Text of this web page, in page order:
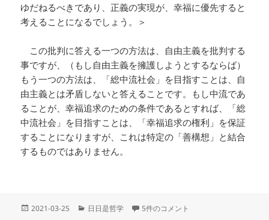
ゆだねるべきであり、正義の実現が、幸福に優先すると
考えることになるでしょう。＞
この批判に答える一つの方法は、自由主義を批判する
事ですが、（もし自由主義を擁護しようとするならば）
もう一つの方法は、「総中流社会」を目指すことは、自
由主義とは矛盾しないと答えることです。もし中流であ
ることが、幸福追求のための条件であるとすれば、「総
中流社会」を目指すことは、「幸福追求の権利」を保証
することになりますが、これは特定の「善構想」と結合
するものではありません。
投
2021-03-25
カ
日日是哲学 26 経済格差はコミュニケーション
5件のコメント